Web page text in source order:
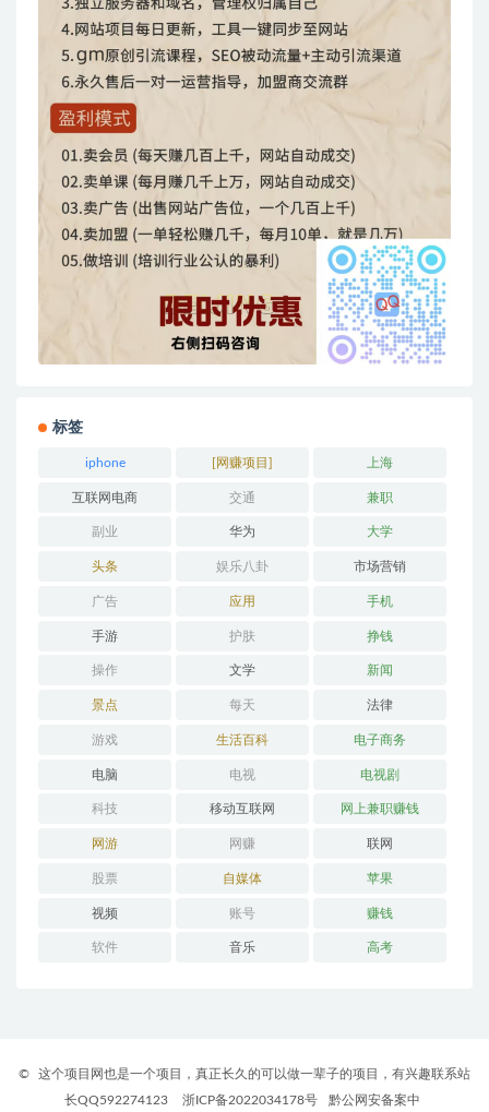
标签
iphone [网赚项目] 上海
互联网电商 交通 兼职
副业 华为 大学
头条 娱乐八卦 市场营销
广告 应用 手机
手游 护肤 挣钱
操作 文学 新闻
景点 每天 法律
游戏 生活百科 电子商务
电脑 电视 电视剧
科技 移动互联网 网上兼职赚钱
网游 网赚 联网
股票 自媒体 苹果
视频 账号 赚钱
软件 音乐 高考
©
这个项目网也是一个项目，真正长久的可以做一辈子的项目，有兴趣联系站
长QQ592274123
浙ICP备2022034178号 黔公网安备案中